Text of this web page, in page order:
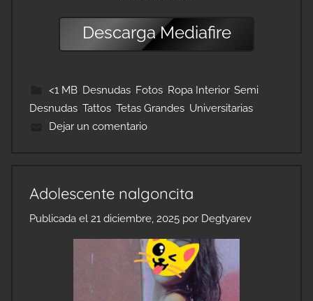
DescargaMediafire
<1 MB, Desnudas, Fotos, Ropa Interior, Semi
Desnudas Tattos Tetas Grandes Universitarias
Dejar un comentario
Adolescente nalgoncita
Publicada el 21 diciembre, 2025 por Degtyarev